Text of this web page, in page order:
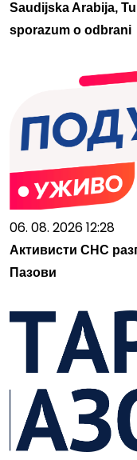
Saudijska Arabija,
sporazum o odbrani
06. 08. 2026 12:28
Активисти СНС
Пазови